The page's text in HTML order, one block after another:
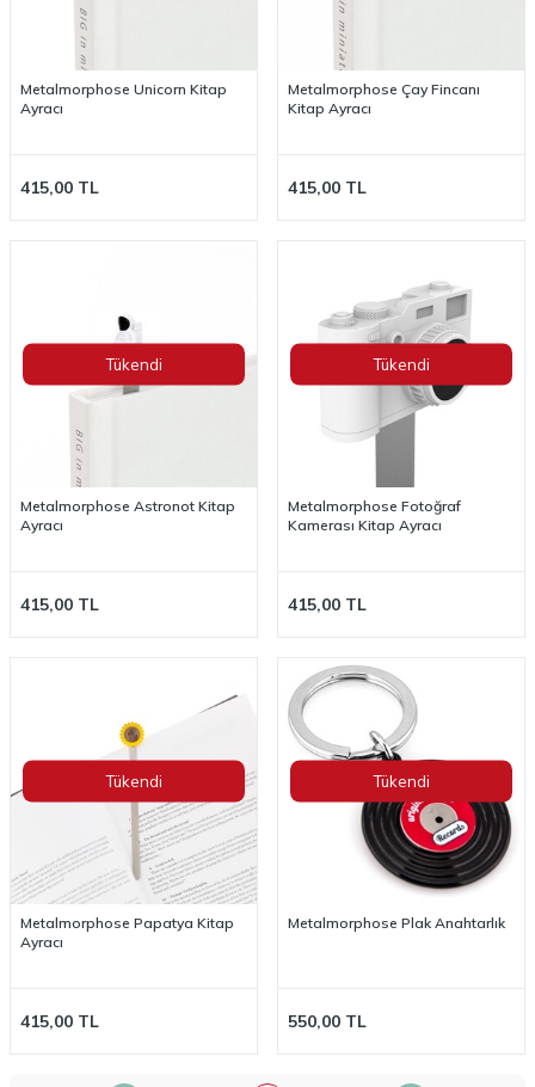
Metalmorphose Unicorn Kitap
Ayracı
415,00 TL
Metalmorphose Çay Fincanı
Kitap Ayracı
415,00 TL
Tükendi
Metalmorphose Astronot Kitap
Ayracı
415,00 TL
Tükendi
Metalmorphose Fotoğraf
Kamerası Kitap Ayracı
415,00 TL
Tükendi
Metalmorphose Papatya Kitap
Ayracı
415,00 TL
Tükendi
Metalmorphose Plak Anahtarlık
550,00 TL